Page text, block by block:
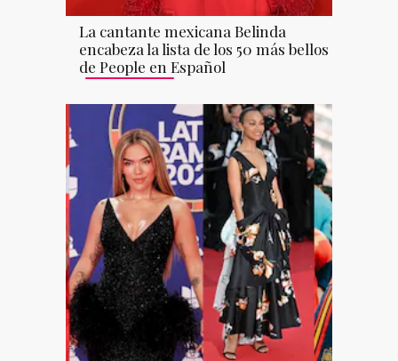
La cantante mexicana Belinda
encabeza la lista de los 50 más bellos
de People en Español